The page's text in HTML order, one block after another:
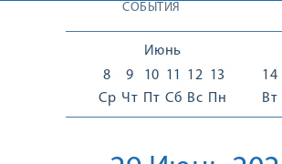
СОБЫТИЯ
Июнь
8
Ср
9
Чт
10
Пт
11
Сб
12
Вс
13
Пн
14
Вт